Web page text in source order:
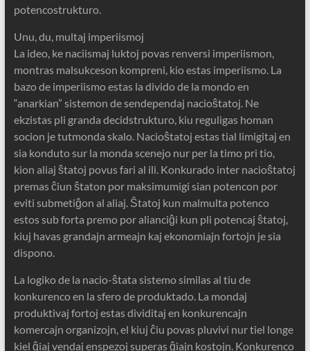
potencostrukturo.
Unu, du, multaj imperiismoj
La ideo, ke naciismaj luktoj povas renversi imperiismon,
montras malsukceson kompreni, kio estas imperiismo. La
bazo de imperiismo estas la divido de la mondo en
“anarkian” sistemon de sendependaj nacioŝtatoj. Ne
ekzistas pli granda decidstrukturo, kiu reguligas homan
socion je tutmonda skalo. Nacioŝtatoj estas tial limigitaj en
sia konduto sur la monda scenejo nur per la timo pri tio,
kion aliaj ŝtatoj povus fari al ili. Konkurado inter nacioŝtatoj
premas ĉiun ŝtaton por maksimumigi sian potencon por
eviti submetiĝon al aliaj. Ŝtatoj kun malmulta potenco
estos sub forta premo por alianciĝi kun pli potencaj ŝtatoj,
kiuj havas grandajn armeajn kaj ekonomiajn fortojn je sia
dispono.
La logiko de la nacio-ŝtata sistemo similas al tiu de
konkurenco en la sfero de produktado. La mondaj
produktivaj fortoj estas dividitaj en konkurencajn
komercajn organizojn, el kiuj ĉiu povas pluvivi nur tiel longe
kiel ĝiaj vendaj enspezoj superas ĝiajn kostojn. Konkurenco